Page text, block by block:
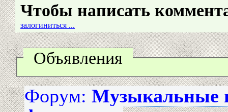
Чтобы написать
залогиниться ...
Объявления
Форум: Музыкальные